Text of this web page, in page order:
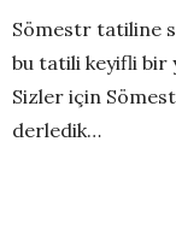
Sömestr tatiline
bu tatili keyifli bir
Sizler için
derledik…